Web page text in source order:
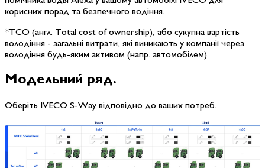
корисних порад та безпечного водіння.
*ТСО (англ. Total cost of ownership), або сукупна вартість
володіння - загальні витрати, які виникають у компанії через
володіння будь-яким активом (напр. автомобілем).
Модельний ряд.
Оберіть IVECO S-Way відповідно до ваших потреб.